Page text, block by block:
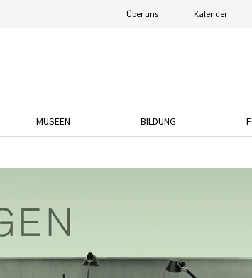
Über uns Kalender
MUSEEN
BILDUNG